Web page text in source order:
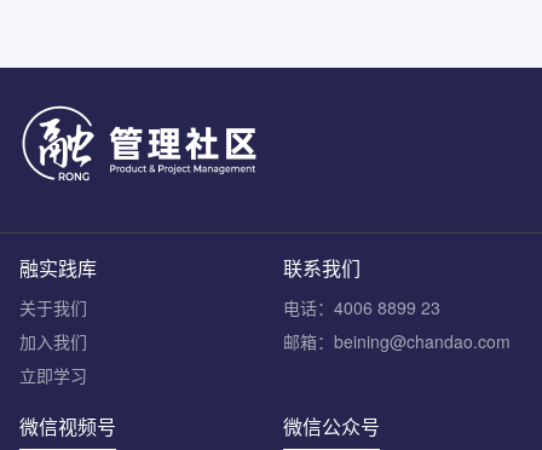
联系我们
电话：4006 8899 23
邮箱：beining@chandao.com
融实践库
关于我们
加入我们
立即学习
微信公众号
微信视频号